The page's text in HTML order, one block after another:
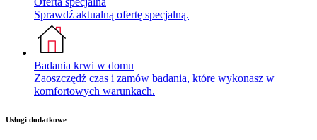
Sprawdź aktualną ofertę specjalną.
Badania krwi w domu
Zaoszczędź czas i zamów badania, które wykonasz w
komfortowych warunkach.
Usługi dodatkowe